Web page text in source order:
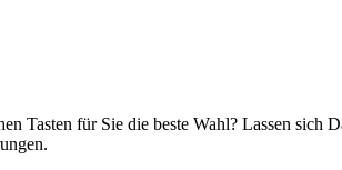
Tasten für Sie die beste Wahl? Lassen sich